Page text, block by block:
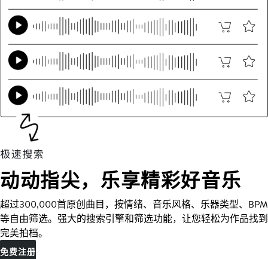
动动指尖，乐享精彩好音乐
超过300,000首原创曲目，按情绪、音乐风格、乐器类型、BPM
等自由筛选。强大的搜索引擎和筛选功能，让您轻松为作品找到
完美拍档。
免费注册